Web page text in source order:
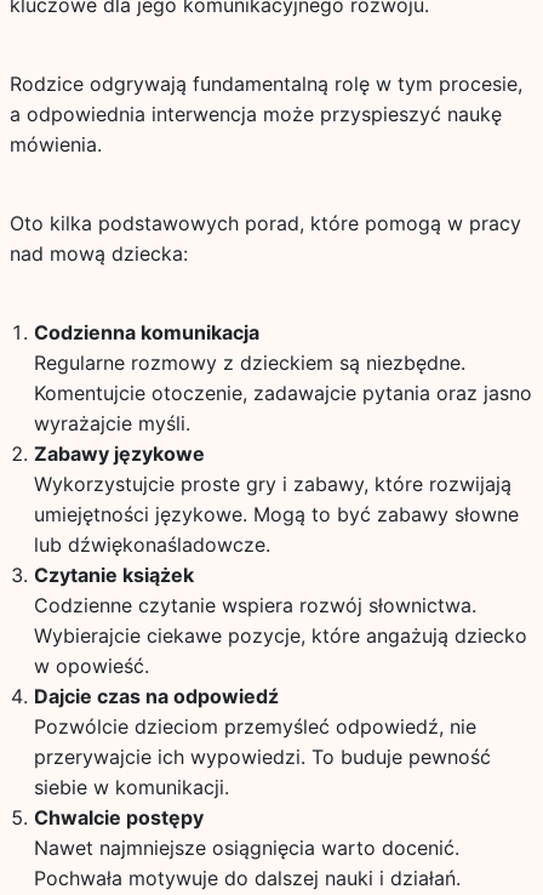
kluczowe dla jego komunikacyjnego rozwoju.
Rodzice odgrywają fundamentalną rolę w tym procesie,
a odpowiednia interwencja może przyspieszyć naukę
mówienia.
Oto kilka podstawowych porad, które pomogą w pracy
nad mową dziecka:
Codzienna komunikacja
Regularne rozmowy z dzieckiem są niezbędne.
Komentujcie otoczenie, zadawajcie pytania oraz jasno
wyrażajcie myśli.
Zabawy językowe
Wykorzystujcie proste gry i zabawy, które rozwijają
umiejętności językowe. Mogą to być zabawy słowne
lub dźwiękonaśladowcze.
Czytanie książek
Codzienne czytanie wspiera rozwój słownictwa.
Wybierajcie ciekawe pozycje, które angażują dziecko
w opowieść.
Dajcie czas na odpowiedź
Pozwólcie dzieciom przemyśleć odpowiedź, nie
przerywajcie ich wypowiedzi. To buduje pewność
siebie w komunikacji.
Chwalcie postępy
Nawet najmniejsze osiągnięcia warto docenić.
Pochwała motywuje do dalszej nauki i działań.